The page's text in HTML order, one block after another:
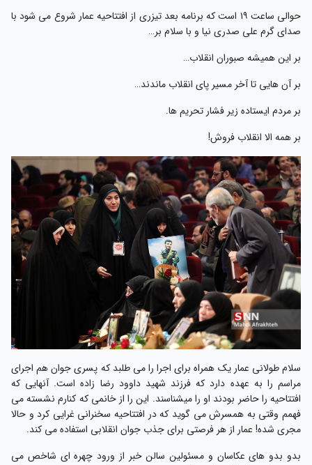
حوالی ساعت ۱۹ است که برنامه بعد تیزری از افتتاحیه عمار شروع می شود با
صدای گرم علی صدری نیا و با سلام بر…
بر این همیشه صبوران انقلاب…
بر آن هایی تا آخر مسیر پای انقلاب ماندند…
بر مردم ایستاده زیر فشار تحریم ها.
بر همه الا انقلاب فروش!
سلام طولانی عمار یک همراه برای اجرا را می طلبد که پسری جوان هم اجرای
مراسم را به عهده دارد که فرزند شهید داوود رضا زاده است. آنهایی که
افتتاحیه را حاضر بودند او را میشناسند. این را از خانمی که کنارم نشسته می
فهمم وقتی به همسرش می گوید که در افتتاحیه سخنرانی غرایی کرد و حالا
مجری شده! عمار از هر فرصتی برای جذب جوان انقلابی استفاده می کند.
بدو بدو های عکاسان و مسئولین سالن خبر از ورود چهره ای شاخص می